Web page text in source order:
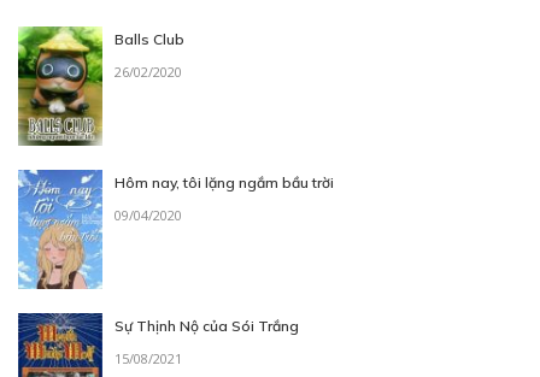
Balls Club
26/02/2020
Hôm nay, tôi lặng ngắm bầu trời
09/04/2020
Sự Thịnh Nộ của Sói Trắng
15/08/2021